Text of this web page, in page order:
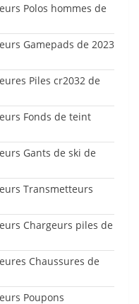
Polos hommes de
Gamepads de 2023
Piles cr2032 de
Fonds de teint
Gants de ski de
Transmetteurs
Chargeurs piles de
Chaussures de
Poupons